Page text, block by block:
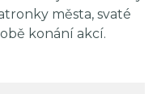
města, svaté
konání akcí.